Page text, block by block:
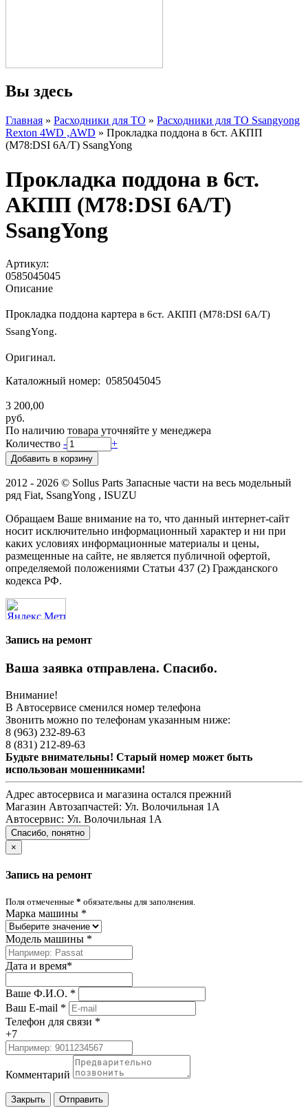
Вы здесь
Главная » Расходники для ТО » Расходники для ТО Ssangyong
Rexton 4WD ,AWD » Прокладка поддона в 6ст. АКПП
(M78:DSI 6A/T) SsangYong
Прокладка поддона в 6ст.
АКПП (M78:DSI 6A/T)
SsangYong
Артикул:
0585045045
Описание
Прокладка поддона картера в 6ст. АКПП (M78:DSI 6A/T)
SsangYong.
Оригинал.
Каталожный номер: 0585045045
3 200,00
руб.
По наличию товара уточняйте у менеджера
Количество - +
2012 - 2026 © Sollus Parts Запасные части на весь модельный
ряд Fiat, SsangYong , ISUZU
Обращаем Ваше внимание на то, что данный интернет-сайт
носит исключительно информационный характер и ни при
каких условиях информационные материалы и цены,
размещенные на сайте, не является публичной офертой,
определяемой положениями Статьи 437 (2) Гражданского
кодекса РФ.
Запись на ремонт
Ваша заявка отправлена. Спасибо.
Внимание!
В Автосервисе сменился номер телефона
Звонить можно по телефонам указанным ниже:
8 (963) 232-89-63
8 (831) 212-89-63
Будьте внимательны! Старый номер может быть
использован мошенниками!
Адрес автосервиса и магазина остался прежний
Магазин Автозапчастей: Ул. Волочильная 1А
Автосервис: Ул. Волочильная 1А
Спасибо, понятно
×
Запись на ремонт
Поля отмеченные * обязательны для заполнения.
Марка машины *
Модель машины *
Дата и время*
Ваше Ф.И.О. *
Ваш E-mail *
Телефон для связи *
+7
Комментарий
Закрыть Отправить